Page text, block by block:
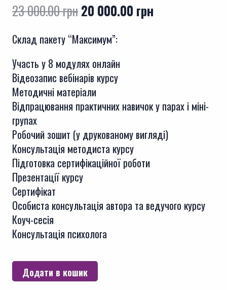
23 000.00грнОригінальна
23
000.00 грн.
20 000.00 грн
Склад пакету “Максимум”:
Участь у 8 модулях онлайн
Відеозапис вебінарів курсу
Методичні матеріали
Відпрацювання практичних навичок у парах і міні-
групах
Робочий зошит (у друкованому вигляді)
Консультація методиста курсу
Підготовка сертифікаційної роботи
Презентації курсу
Сертифікат
Особиста консультація автора та ведучого курсу
Коуч-сесія
Консультація психолога
Курс
Технологія
Додати в кошик